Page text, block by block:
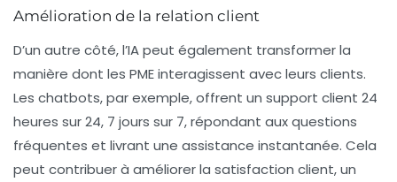
Amélioration de la relation client
D’un autre côté, l’IA peut également transformer la
manière dont les PME interagissent avec leurs clients.
Les chatbots, par exemple, offrent un support client 24
heures sur 24, 7 jours sur 7, répondant aux questions
fréquentes et livrant une assistance instantanée. Cela
peut contribuer à améliorer la satisfaction client, un